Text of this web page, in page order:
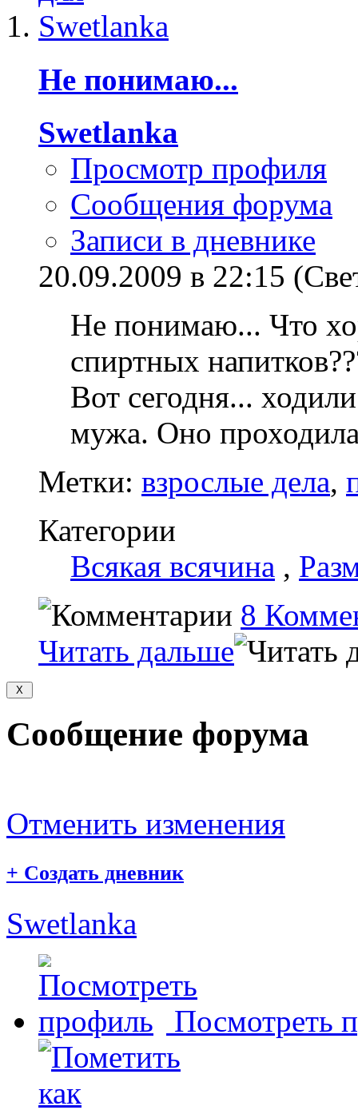
Не понимаю...
Swetlanka
Просмотр профиля
Сообщения форума
Записи в дневнике
20.09.2009 в 22:15
Не понимаю... Что
спиртных
Вот сегодня...
мужа. Оно
Метки: взрослые дела,
Категории
Всякая всячина ,
8
Читать дальше
Сообщение форума
Отменить изменения
+ Создать дневник
Swetlanka
Посмотреть